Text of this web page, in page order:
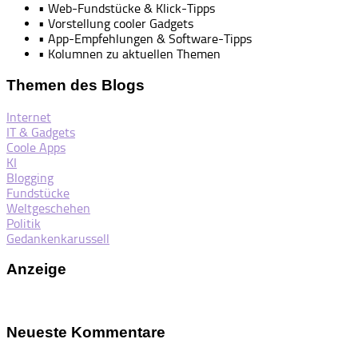
• Web-Fundstücke & Klick-Tipps
• Vorstellung cooler Gadgets
• App-Empfehlungen & Software-Tipps
• Kolumnen zu aktuellen Themen
Themen des Blogs
Internet
IT & Gadgets
Coole Apps
KI
Blogging
Fundstücke
Weltgeschehen
Politik
Gedankenkarussell
Anzeige
Neueste Kommentare